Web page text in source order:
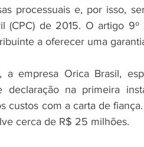
processuais e, por isso,
(CPC) de 2015. O artigo
a oferecer uma
a empresa Orica Brasil,
declaração na primeira
custos com a carta de
cerca de R$ 25 milhões.